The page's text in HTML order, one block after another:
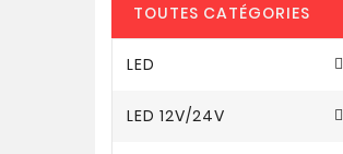
TOUTES CATÉGORIES
LED
LED 12V/24V